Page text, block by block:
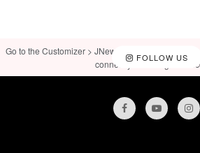
FOLLOW US
Go to the Customizer > JNews : Social, Like &
connect your Instagram